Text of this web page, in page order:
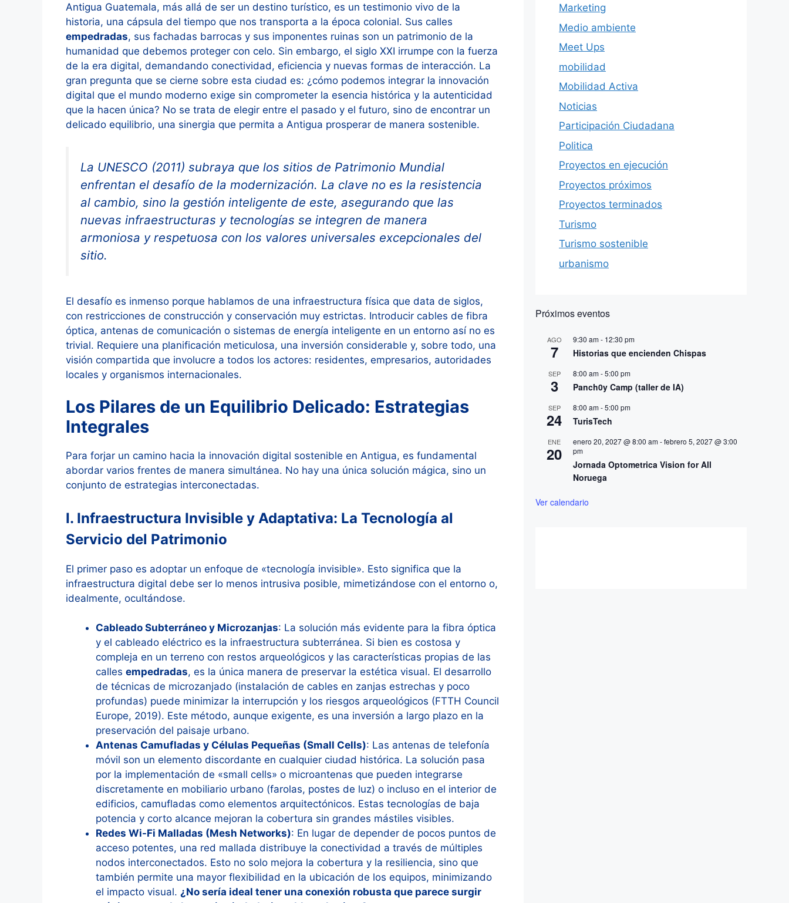
Antigua Guatemala, más allá de ser un destino turístico, es un testimonio vivo de la
historia, una cápsula del tiempo que nos transporta a la época colonial. Sus calles
empedradas, sus fachadas barrocas y sus imponentes ruinas son un patrimonio de la
humanidad que debemos proteger con celo. Sin embargo, el siglo XXI irrumpe con la fuerza
de la era digital, demandando conectividad, eficiencia y nuevas formas de interacción. La
gran pregunta que se cierne sobre esta ciudad es: ¿cómo podemos integrar la innovación
digital que el mundo moderno exige sin comprometer la esencia histórica y la autenticidad
que la hacen única? No se trata de elegir entre el pasado y el futuro, sino de encontrar un
delicado equilibrio, una sinergia que permita a Antigua prosperar de manera sostenible.
La UNESCO (2011) subraya que los sitios de Patrimonio Mundial
enfrentan el desafío de la modernización. La clave no es la resistencia
al cambio, sino la gestión inteligente de este, asegurando que las
nuevas infraestructuras y tecnologías se integren de manera
armoniosa y respetuosa con los valores universales excepcionales del
sitio.
El desafío es inmenso porque hablamos de una infraestructura física que data de siglos,
con restricciones de construcción y conservación muy estrictas. Introducir cables de fibra
óptica, antenas de comunicación o sistemas de energía inteligente en un entorno así no es
trivial. Requiere una planificación meticulosa, una inversión considerable y, sobre todo, una
visión compartida que involucre a todos los actores: residentes, empresarios, autoridades
locales y organismos internacionales.
Los Pilares de un Equilibrio Delicado: Estrategias
Integrales
Para forjar un camino hacia la innovación digital sostenible en Antigua, es fundamental
abordar varios frentes de manera simultánea. No hay una única solución mágica, sino un
conjunto de estrategias interconectadas.
I. Infraestructura Invisible y Adaptativa: La Tecnología al
Servicio del Patrimonio
El primer paso es adoptar un enfoque de «tecnología invisible». Esto significa que la
infraestructura digital debe ser lo menos intrusiva posible, mimetizándose con el entorno o,
idealmente, ocultándose.
Cableado Subterráneo y Microzanjas: La solución más evidente para la fibra óptica
y el cableado eléctrico es la infraestructura subterránea. Si bien es costosa y
compleja en un terreno con restos arqueológicos y las características propias de las
calles empedradas, es la única manera de preservar la estética visual. El desarrollo
de técnicas de microzanjado (instalación de cables en zanjas estrechas y poco
profundas) puede minimizar la interrupción y los riesgos arqueológicos (FTTH Council
Europe, 2019). Este método, aunque exigente, es una inversión a largo plazo en la
preservación del paisaje urbano.
Antenas Camufladas y Células Pequeñas (Small Cells): Las antenas de telefonía
móvil son un elemento discordante en cualquier ciudad histórica. La solución pasa
por la implementación de «small cells» o microantenas que pueden integrarse
discretamente en mobiliario urbano (farolas, postes de luz) o incluso en el interior de
edificios, camufladas como elementos arquitectónicos. Estas tecnologías de baja
potencia y corto alcance mejoran la cobertura sin grandes mástiles visibles.
Redes Wi-Fi Malladas (Mesh Networks): En lugar de depender de pocos puntos de
acceso potentes, una red mallada distribuye la conectividad a través de múltiples
nodos interconectados. Esto no solo mejora la cobertura y la resiliencia, sino que
también permite una mayor flexibilidad en la ubicación de los equipos, minimizando
el impacto visual. ¿No sería ideal tener una conexión robusta que parece surgir
Marketing
Medio ambiente
Meet Ups
mobilidad
Mobilidad Activa
Noticias
Participación Ciudadana
Politica
Proyectos en ejecución
Proyectos próximos
Proyectos terminados
Turismo
Turismo sostenible
urbanismo
Próximos eventos
AGO
7
9:30 am- 12:30 pm
Historias que encienden Chispas
SEP
3
8:00 am-5:00 pm
Panch0y Camp (taller de IA)
SEP
24
8:00 am-5:00 pm
TurisTech
ENE
20
enero 20, 2027 @ 8:00 am-febrero 5, 2027 @ 3:00
pm
Jornada Optometrica Vision for All
Noruega
Ver calendario